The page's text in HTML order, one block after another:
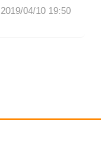
2019/04/10 19:50